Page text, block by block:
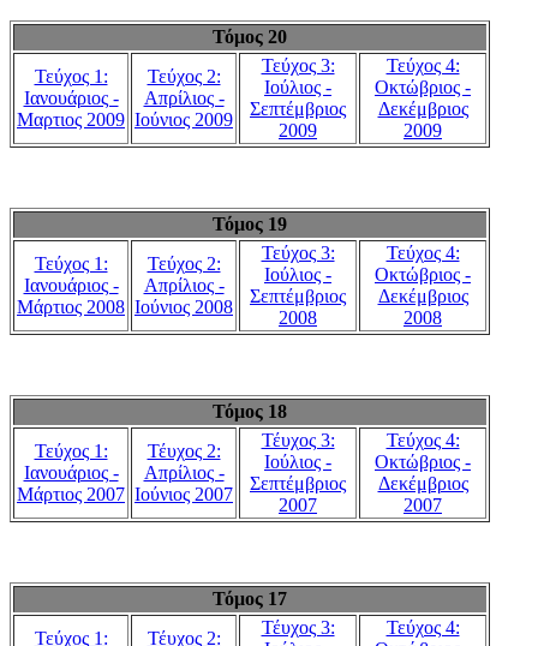
Τόμος 20
Τεύχος 1:
Ιανουάριος -
Μαρτιος 2009
Τεύχος 2:
Απρίλιος -
Ιούνιος 2009
Τεύχος 3:
Ιούλιος -
Σεπτέμβριος
2009
Τεύχος 4:
Οκτώβριος -
Δεκέμβριος
2009
Τόμος 19
Τεύχος 1:
Ιανουάριος -
Μάρτιος 2008
Τεύχος 2:
Απρίλιος -
Ιούνιος 2008
Τεύχος 3:
Ιούλιος -
Σεπτέμβριος
2008
Τεύχος 4:
Οκτώβριος -
Δεκέμβριος
2008
Τόμος 18
Τεύχος 1:
Ιανουάριος -
Μάρτιος 2007
Τέυχος 2:
Απρίλιος -
Ιούνιος 2007
Τέυχος 3:
Ιούλιος -
Σεπτέμβριος
2007
Τεύχος 4:
Οκτώβριος -
Δεκέμβριος
2007
Τόμος 17
Τεύχος 1:
Τέυχος 2:
Τέυχος 3:
Τεύχος 4: